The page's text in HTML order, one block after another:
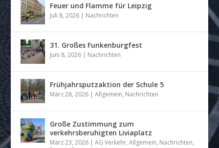
Feuer und Flamme für Leipzig
Juli 8, 2026 | Nachrichten
31. Großes Funkenburgfest
Juni 8, 2026 | Nachrichten
Frühjahrsputzaktion der Schule 5
März 28, 2026 |Allgemein, Nachrichten
Große Zustimmung zum
verkehrsberuhigten Liviaplatz
März 23, 2026 |AG Verkehr,Allgemein, Nachrichten,